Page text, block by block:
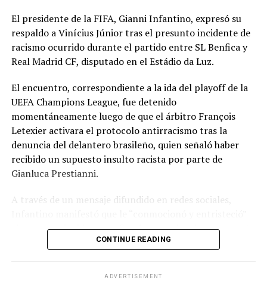
El presidente de la FIFA, Gianni Infantino, expresó su
respaldo a Vinícius Júnior tras el presunto incidente de
racismo ocurrido durante el partido entre SL Benfica y
Real Madrid CF, disputado en el Estádio da Luz.
El encuentro, correspondiente a la ida del playoff de la
UEFA Champions League, fue detenido
momentáneamente luego de que el árbitro François
Letexier activara el protocolo antirracismo tras la
denuncia del delantero brasileño, quien señaló haber
recibido un supuesto insulto racista por parte de
Gianluca Prestianni.
A través de un mensaje difundido en redes sociales,
el presunto incidente y afirmó que no hay lugar para el
racismo en el futbol ni en la sociedad. Señaló que es
medidas y que se investiguen los hechos para exigir
CONTINUE READING
ADVERTISEMENT